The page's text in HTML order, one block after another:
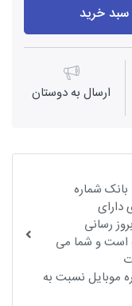
سبد خرید
ارسال به دوستان
بانک شماره
دارای
بروز رسانی
است و شما می
موبایل نسبت به